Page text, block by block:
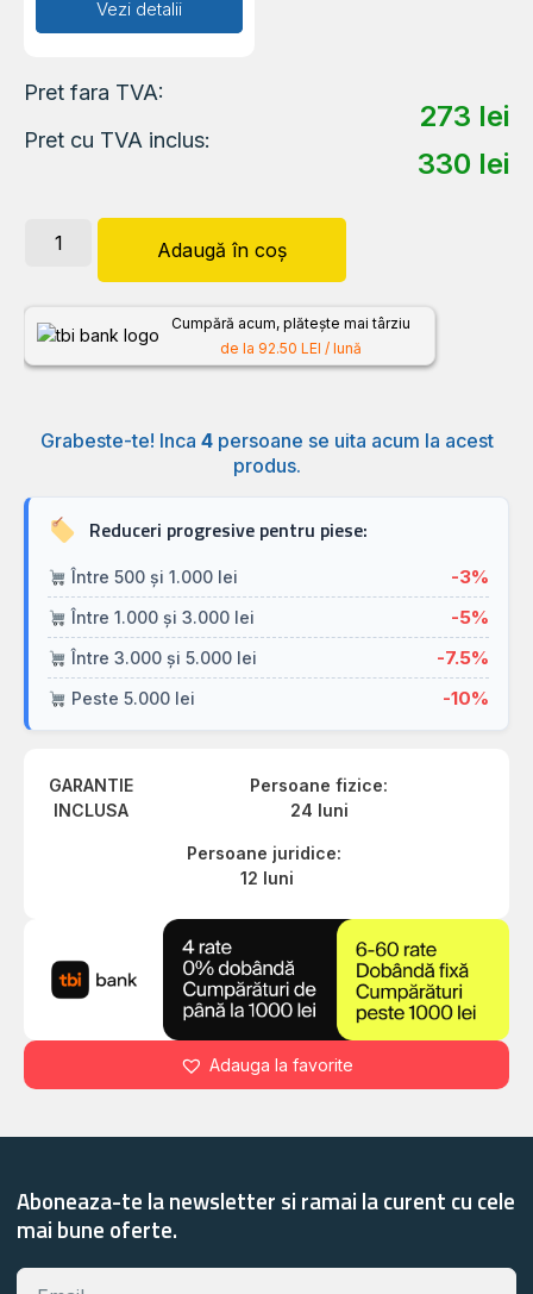
Adaugă în coș
Vezi detalii
Pret fara TVA:
273 lei
Pret cu TVA inclus:
330 lei
Adaugă în coș
Cumpără acum, plătește mai târziu
de la 92.50 LEI / lună
Grabeste-te! Inca 4 persoane se uita acum la acest
produs.
Reduceri progresive pentru piese:
Între 500 și 1.000 lei -3%
Între 1.000 și 3.000 lei -5%
Între 3.000 și 5.000 lei -7.5%
Peste 5.000 lei -10%
GARANTIE
INCLUSA
Persoane fizice:
24 luni
Persoane juridice:
12 luni
Adauga la favorite
Aboneaza-te la newsletter si ramai la curent cu cele
mai bune oferte.